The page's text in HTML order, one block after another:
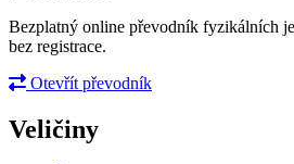
Bezplatný online převodník fyzikálních
bez registrace.
Otevřít převodník
Veličiny